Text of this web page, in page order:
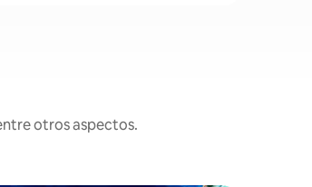
otros aspectos.